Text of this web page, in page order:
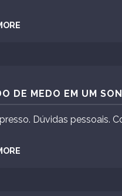
DE MEDO EM UM
Dúvidas pessoais.